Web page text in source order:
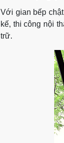
Với gian bếp
kế, thi công nội
trữ.